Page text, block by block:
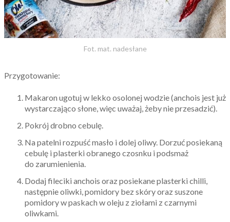
Fot. mat. nadesłane
Przygotowanie:
Makaron ugotuj w lekko osolonej wodzie (anchois jest już
wystarczająco słone, więc uważaj, żeby nie przesadzić).
Pokrój drobno cebulę.
Na patelni rozpuść masło i dolej oliwy. Dorzuć posiekaną
cebulę i plasterki obranego czosnku i podsmaż
do zarumienienia.
Dodaj fileciki anchois oraz posiekane plasterki chilli,
następnie oliwki, pomidory bez skóry oraz suszone
pomidory w paskach w oleju z ziołami z czarnymi
oliwkami.